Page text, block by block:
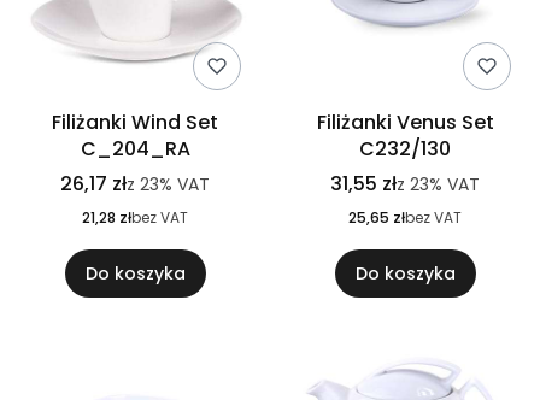
Filiżanki Wind Set
C_204_RA
26,17 złz 23% VAT
21,28 złbez VAT
Do koszyka
Filiżanki Venus Set
C232/130
31,55 złz 23% VAT
25,65 złbez VAT
Do koszyka